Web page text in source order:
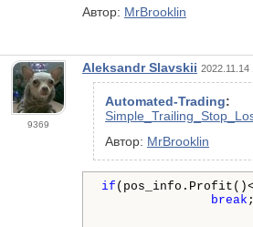
Автор: MrBrooklin
9369
Aleksandr Slavskii 2022.11.14
Automated-Trading:
Автор: MrBrooklin
if (pos_info.Profit()<
break